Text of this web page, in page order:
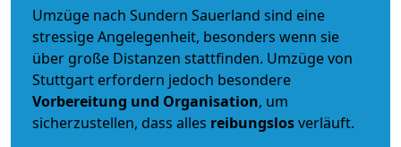
Umzüge nach Sundern Sauerland sind eine
stressige Angelegenheit, besonders wenn sie
über große Distanzen stattfinden. Umzüge von
Stuttgart erfordern jedoch besondere
Vorbereitung und Organisation, um
sicherzustellen, dass alles reibungslosverläuft.